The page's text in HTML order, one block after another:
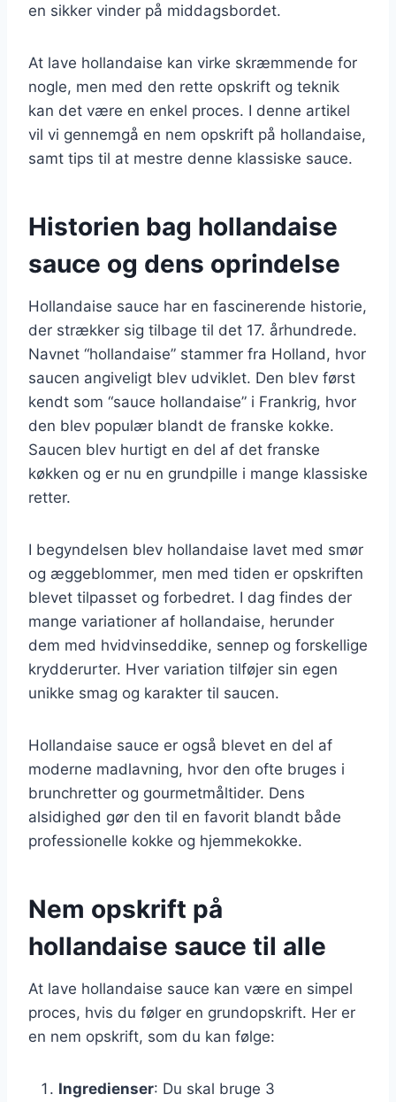
en sikker vinder på middagsbordet.
At lave hollandaise kan virke skræmmende for
nogle, men med den rette opskrift og teknik
kan det være en enkel proces. I denne artikel
vil vi gennemgå en nem opskrift på hollandaise,
samt tips til at mestre denne klassiske sauce.
Historien bag hollandaise
sauce og dens oprindelse
Hollandaise sauce har en fascinerende historie,
der strækker sig tilbage til det 17. århundrede.
Navnet “hollandaise” stammer fra Holland, hvor
saucen angiveligt blev udviklet. Den blev først
kendt som “sauce hollandaise” i Frankrig, hvor
den blev populær blandt de franske kokke.
Saucen blev hurtigt en del af det franske
køkken og er nu en grundpille i mange klassiske
retter.
I begyndelsen blev hollandaise lavet med smør
og æggeblommer, men med tiden er opskriften
blevet tilpasset og forbedret. I dag findes der
mange variationer af hollandaise, herunder
dem med hvidvinseddike, sennep og forskellige
krydderurter. Hver variation tilføjer sin egen
unikke smag og karakter til saucen.
Hollandaise sauce er også blevet en del af
moderne madlavning, hvor den ofte bruges i
brunchretter og gourmetmåltider. Dens
alsidighed gør den til en favorit blandt både
professionelle kokke og hjemmekokke.
Nem opskrift på
hollandaise sauce til alle
At lave hollandaise sauce kan være en simpel
proces, hvis du følger en grundopskrift. Her er
en nem opskrift, som du kan følge:
Ingredienser: Du skal bruge 3